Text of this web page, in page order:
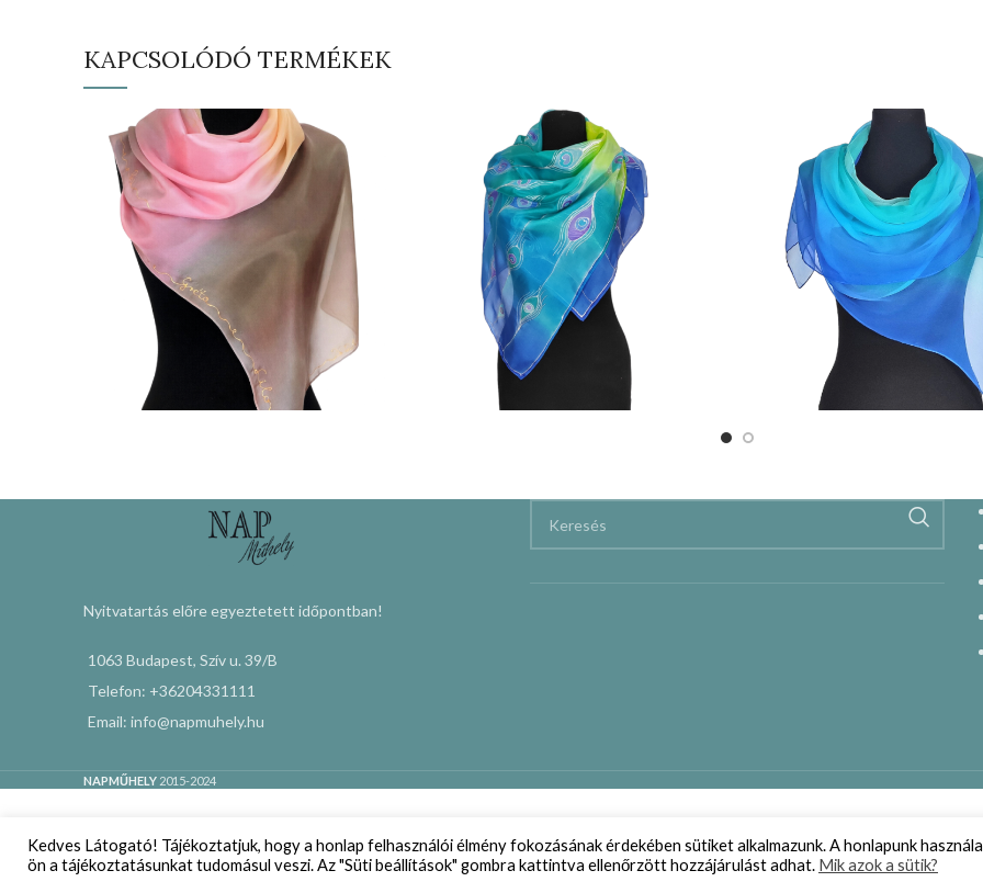
KAPCSOLÓDÓ TERMÉKEK
Nyitvatartás előre egyeztetett időpontban!
1063 Budapest, Szív u. 39/B
Telefon: +36204331111
Email: info@napmuhely.hu
NAPMŰHELY 2015-2024
Kedves Látogató! Tájékoztatjuk, hogy a honlap felhasználói élmény fokozásának érdekében sütiket alkalmazunk. A honlapunk
ön a tájékoztatásunkat tudomásul veszi. Az "Süti beállítások" gombra kattintva ellenőrzött hozzájárulást adhat. Mik azok a sütik?